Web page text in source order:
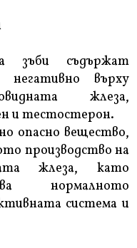
зъби съдържат
върху
жлеза,
и тестостерон.
опасно вещество,
производство на
жлеза, като
нормалното
система и